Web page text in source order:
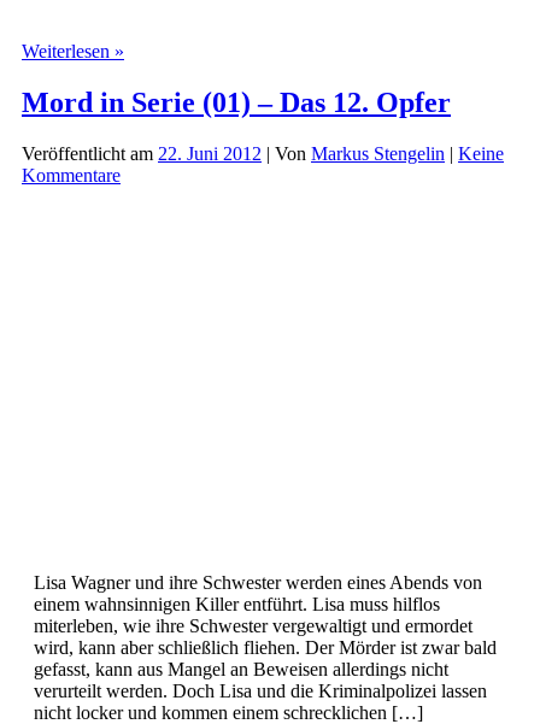
Weiterlesen »
Time
(02)
Happy
Mord in Serie (01) – Das 12. Opfer
Veröffentlicht am 22. Juni 2012 | Von Markus Stengelin | Keine
Kommentare
Lisa Wagner und ihre Schwester werden eines Abends von
einem wahnsinnigen Killer entführt. Lisa muss hilflos
miterleben, wie ihre Schwester vergewaltigt und ermordet
wird, kann aber schließlich fliehen. Der Mörder ist zwar bald
gefasst, kann aus Mangel an Beweisen allerdings nicht
verurteilt werden. Doch Lisa und die Kriminalpolizei lassen
nicht locker und kommen einem schrecklichen […]